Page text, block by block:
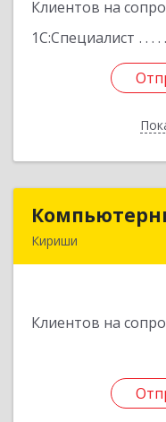
Клиентов на
1С:Специалист
Кириши
Клиентов на